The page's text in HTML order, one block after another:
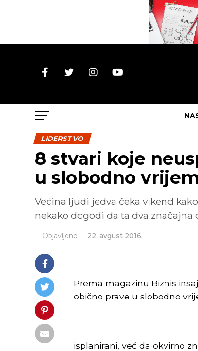
LIDERSTVO
8 stvari koje
u slobodno
Većina ljudi jedva čeka vikend
nekako dogodi da ta dva značajna
Objavljeno 22. avgust 2016.
Prema magazinu Biznis
obično prave u slobodno
isplanirani, već da okvirno